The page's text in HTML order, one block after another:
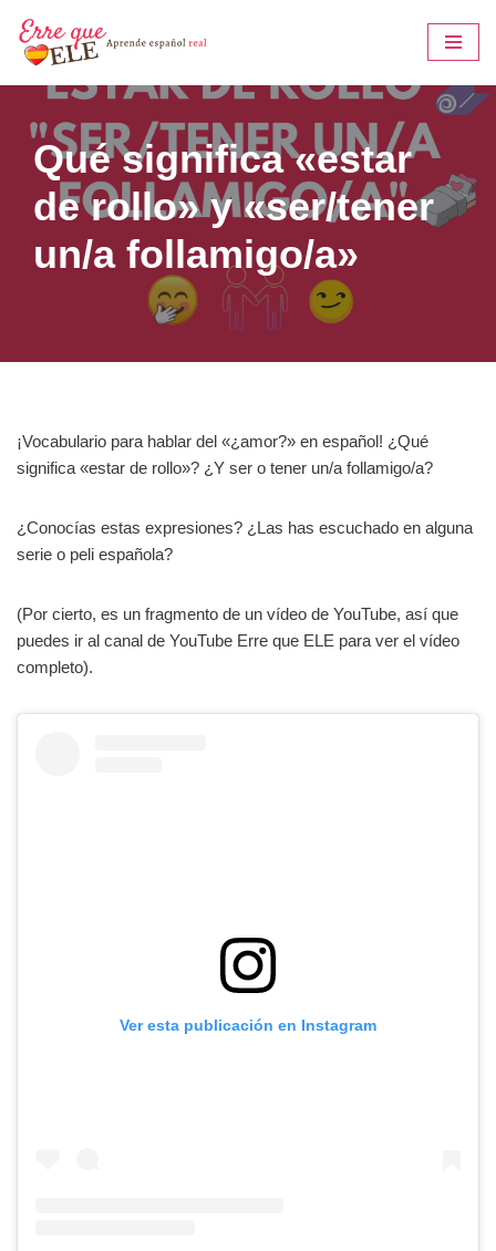
Saltar
al
Qué significa «estar
de rollo» y «ser/tener
un/a follamigo/a»
¡Vocabulario para hablar del «¿amor?» en español! ¿Qué
significa «estar de rollo»? ¿Y ser o tener un/a follamigo/a?
¿Conocías estas expresiones? ¿Las has escuchado en alguna
serie o peli española?
(Por cierto, es un fragmento de un vídeo de YouTube, así que
puedes ir al canal de YouTube Erre que ELE para ver el vídeo
completo).
Ver esta publicación en Instagram